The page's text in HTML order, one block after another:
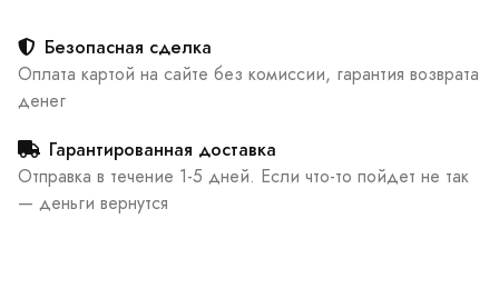
Безопасная сделка
Оплата картой на сайте без комиссии, гарантия возврата
денег
Гарантированная доставка
Отправка в течение 1-5 дней. Если что-то пойдет не так
— деньги вернутся